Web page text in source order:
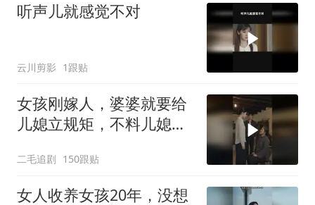
听声儿就感觉不对
云川剪影 1跟贴
女孩刚嫁人，婆婆就要给
儿媳立规矩，不料儿媳不
二毛追剧 150跟贴
女人收养女孩20年，没想